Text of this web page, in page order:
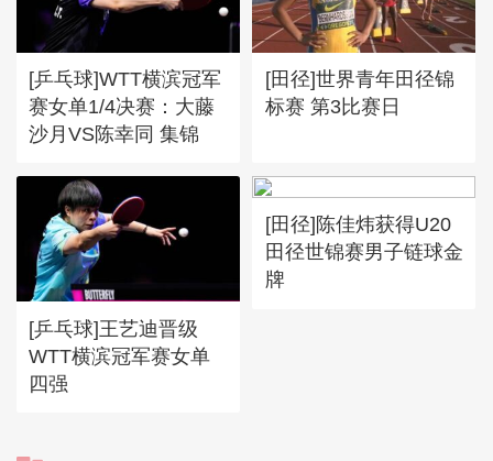
[乒乓球]WTT横滨冠军
赛女单1/4决赛：大藤
沙月VS陈幸同 集锦
[田径]世界青年田径锦
标赛 第3比赛日
[乒乓球]王艺迪晋级
WTT横滨冠军赛女单
四强
[田径]陈佳炜获得U20
田径世锦赛男子链球金
牌